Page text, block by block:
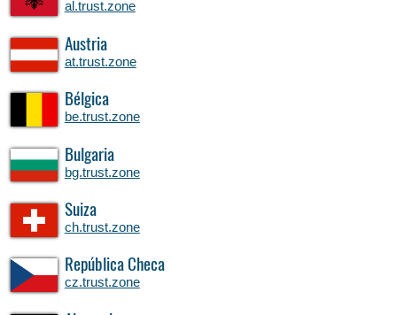
al.trust.zone
Austria
at.trust.zone
Bélgica
be.trust.zone
Bulgaria
bg.trust.zone
Suiza
ch.trust.zone
República Checa
cz.trust.zone